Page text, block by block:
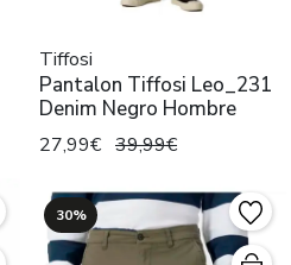
Tiffosi
Pantalon Tiffosi Leo_231
Denim Negro Hombre
27,99€ 39,99€
30%